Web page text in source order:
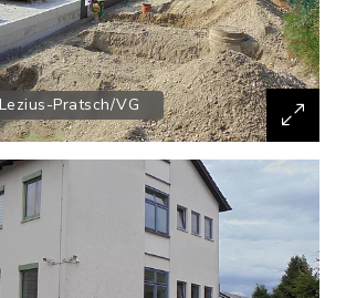
Pratsch/VG